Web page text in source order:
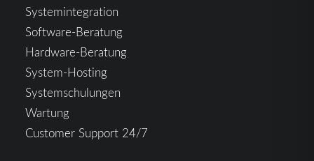
Systemintegration
Software-Beratung
Hardware-Beratung
System-Hosting
Systemschulungen
Wartung
Customer Support 24/7